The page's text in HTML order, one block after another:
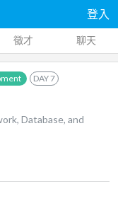
登入
徵才 聊天
DAY7
Database, and